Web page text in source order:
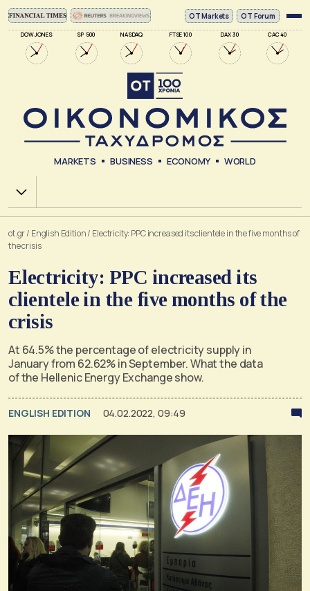
DOW JONES SP 500 NASDAQ FTSE 100 DAX 30 CAC 40
ΟΤ Markets OT Forum
MARKETS BUSINESS ECONOMY WORLD
Χ.Α.
ot.gr/ English Edition/ Electricity: PPC increased its clientele in the five months of
the crisis
Electricity: PPC increased its
clientele in the five months of the
crisis
At 64.5% the percentage of electricity supply in
January from 62.62% in September. What the data
of the Hellenic Energy Exchange show.
ENGLISH EDITION 04.02.2022, 09:49